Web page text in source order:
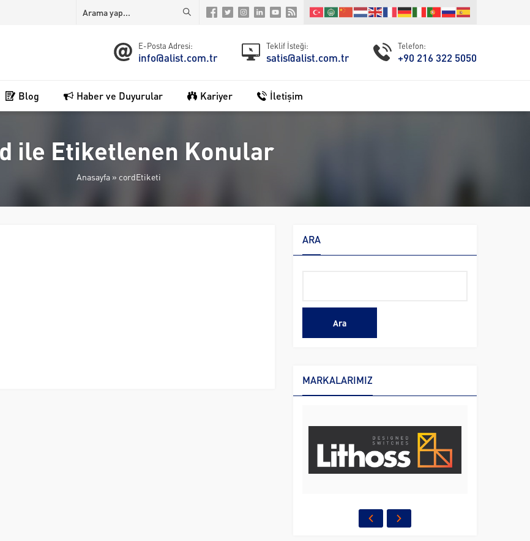
E-Posta Adresi:
info@alist.com.tr
Teklif İsteği:
satis@alist.com.tr
Telefon:
+90 216 322 5050
Blog Haber ve Duyurular Kariyer İletişim
ile Etiketlenen Konular
Anasayfa » cordEtiketi
ARA
MARKALARIMIZ